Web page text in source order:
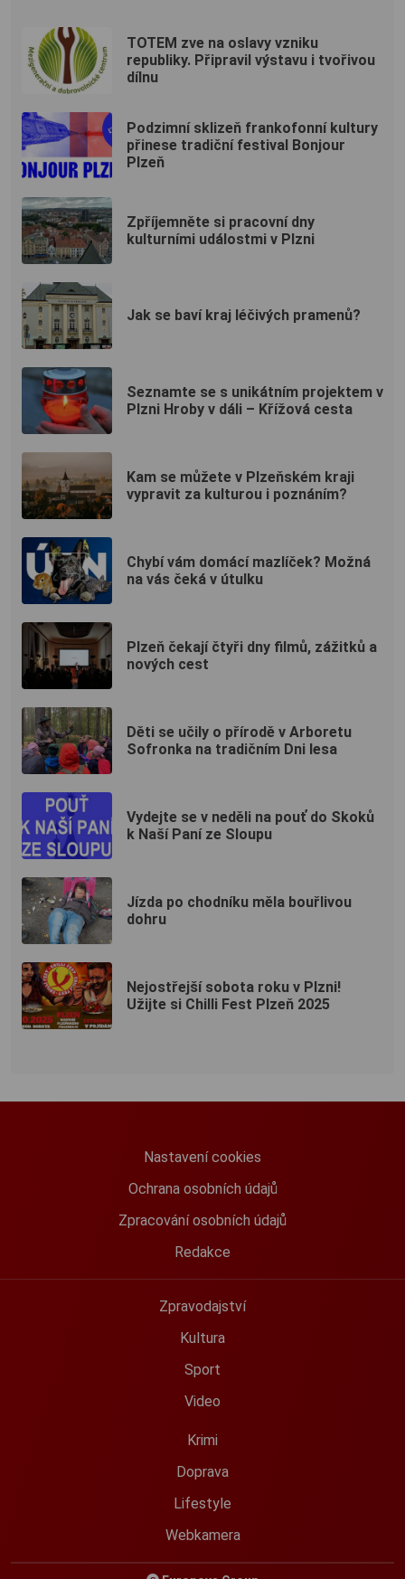
TOTEM zve na oslavy vzniku
republiky. Připravil výstavu i tvořivou
dílnu
Podzimní sklizeň frankofonní kultury
přinese tradiční festival Bonjour
Plzeň
Zpříjemněte si pracovní dny
kulturními událostmi v Plzni
Jak se baví kraj léčivých pramenů?
Seznamte se s unikátním projektem v
Plzni Hroby v dáli – Křížová cesta
Kam se můžete v Plzeňském kraji
vypravit za kulturou i poznáním?
Chybí vám domácí mazlíček? Možná
na vás čeká v útulku
Plzeň čekají čtyři dny filmů, zážitků a
nových cest
Děti se učily o přírodě v Arboretu
Sofronka na tradičním Dni lesa
Vydejte se v neděli na pouť do Skoků
k Naší Paní ze Sloupu
Jízda po chodníku měla bouřlivou
dohru
Nejostřejší sobota roku v Plzni!
Užijte si Chilli Fest Plzeň 2025
Nastavení cookies
Ochrana osobních údajů
Zpracování osobních údajů
Redakce
Zpravodajství
Kultura
Sport
Video
Krimi
Doprava
Lifestyle
Webkamera